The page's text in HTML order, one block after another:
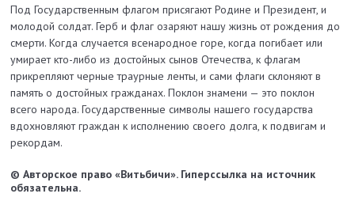
Под Государственным флагом присягают Родине и Президент, и
молодой солдат. Герб и флаг озаряют нашу жизнь от рождения до
смерти. Когда случается всенародное горе, когда погибает или
умирает кто-либо из достойных сынов Отечества, к флагам
прикрепляют черные траурные ленты, и сами флаги склоняют в
память о достойных гражданах. Поклон знамени — это поклон
всего народа. Государственные символы нашего государства
вдохновляют граждан к исполнению своего долга, к подвигам и
рекордам.
© Авторское право «Витьбичи». Гиперссылка на источник
обязательна.